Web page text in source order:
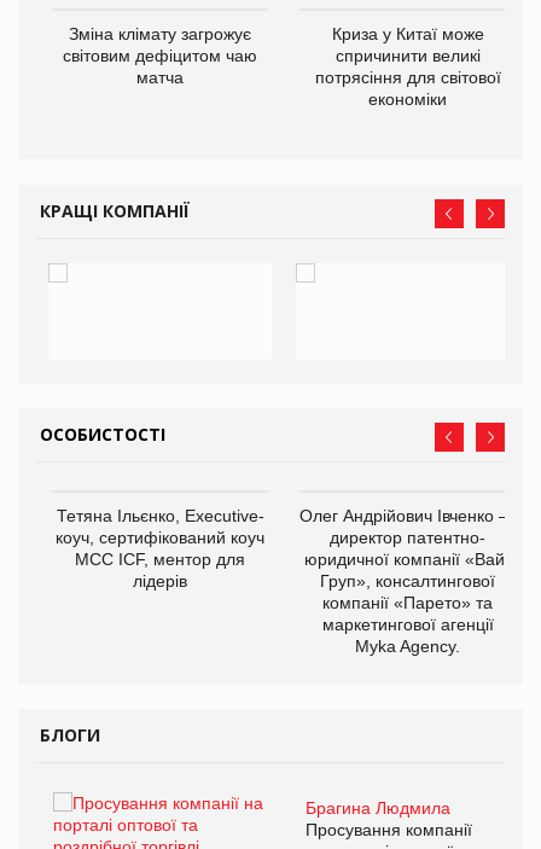
Зміна клімату загрожує
світовим дефіцитом чаю
матча
Криза у Китаї може
спричинити великі
потрясіння для світової
економіки
КРАЩІ КОМПАНІЇ
ОСОБИСТОСТІ
Тетяна Ільєнко, Executive-
коуч, сертифікований коуч
МСС ICF, ментор для
лідерів
Олег Андрійович Івченко —
директор патентно-
юридичної компанії «Вайз
Груп», консалтингової
компанії «Парето» та
маркетингової агенції
Myka Agency.
БЛОГИ
Брагина Людмила
Просування компанії